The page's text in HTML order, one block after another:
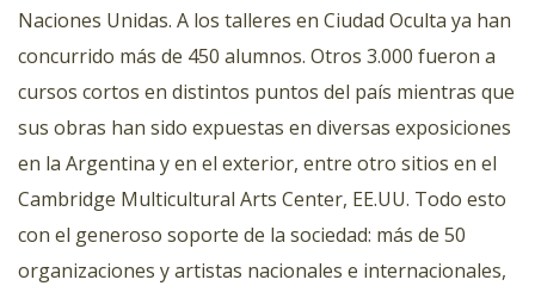
Naciones Unidas. A los talleres en Ciudad Oculta ya han
concurrido más de 450 alumnos. Otros 3.000 fueron a
cursos cortos en distintos puntos del país mientras que
sus obras han sido expuestas en diversas exposiciones
en la Argentina y en el exterior, entre otro sitios en el
Cambridge Multicultural Arts Center, EE.UU. Todo esto
con el generoso soporte de la sociedad: más de 50
organizaciones y artistas nacionales e internacionales,